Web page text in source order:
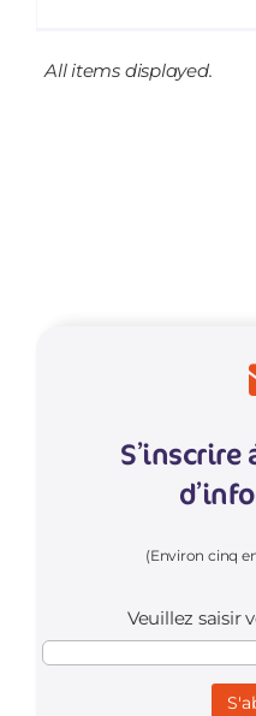
(Environ cinq
Veuillez saisir
*Le Naturoptère